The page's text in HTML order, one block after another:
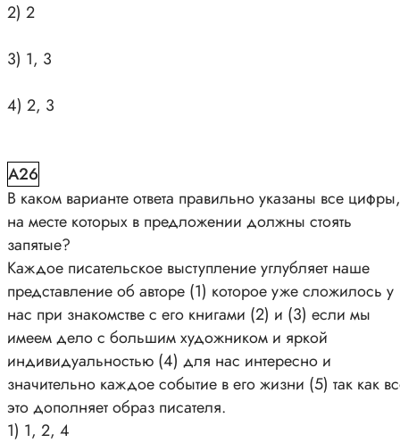
2) 2
3) 1, 3
4) 2, 3
A26
В каком варианте ответа правильно указаны все цифры,
на месте которых в предложении должны стоять
запятые?
Каждое писательское выступление углубляет наше
представление об авторе (1) которое уже сложилось у
нас при знакомстве с его книгами (2) и (3) если мы
имеем дело с большим художником и яркой
индивидуальностью (4) для нас интересно и
значительно каждое событие в его жизни (5) так как
это дополняет образ писателя.
1) 1, 2, 4